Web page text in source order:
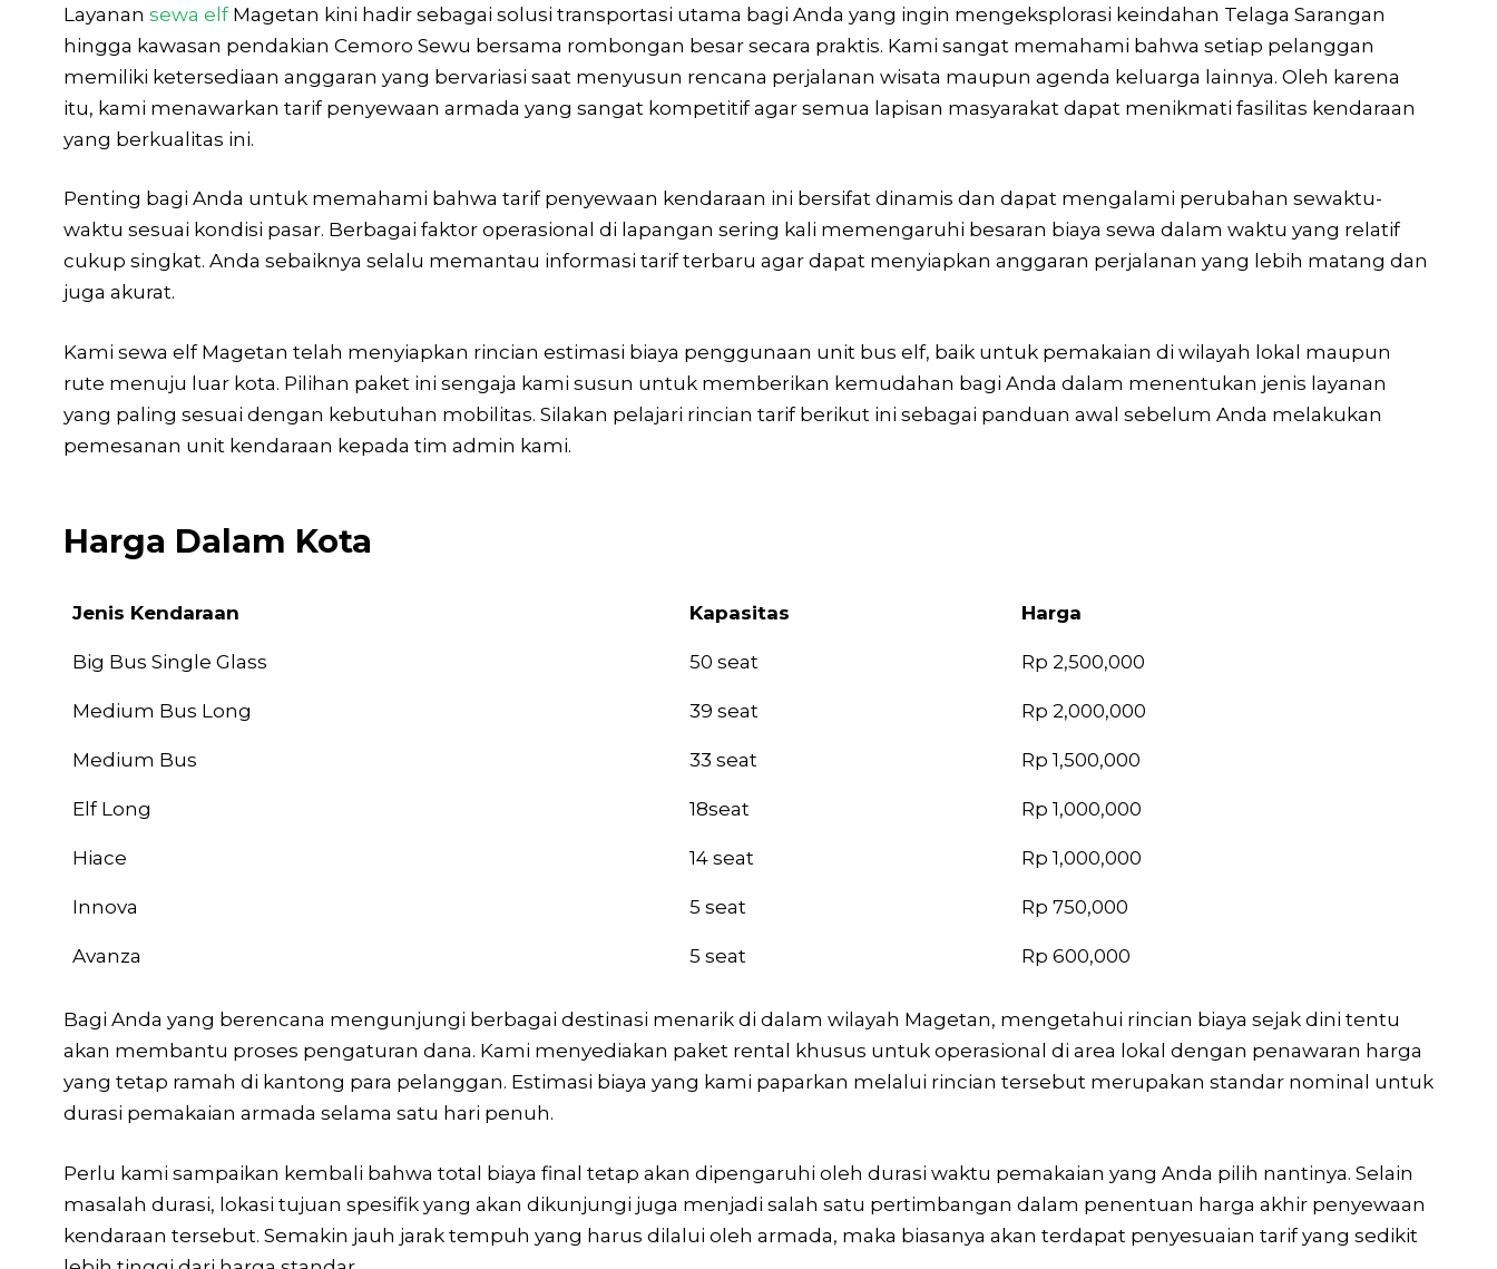
Layanan sewa elf Magetan kini hadir sebagai solusi transportasi utama bagi Anda yang ingin mengeksplorasi keindahan Telaga Sarangan
hingga kawasan pendakian Cemoro Sewu bersama rombongan besar secara praktis. Kami sangat memahami bahwa setiap pelanggan
memiliki ketersediaan anggaran yang bervariasi saat menyusun rencana perjalanan wisata maupun agenda keluarga lainnya. Oleh karena
itu, kami menawarkan tarif penyewaan armada yang sangat kompetitif agar semua lapisan masyarakat dapat menikmati fasilitas kendaraan
yang berkualitas ini.
Penting bagi Anda untuk memahami bahwa tarif penyewaan kendaraan ini bersifat dinamis dan dapat mengalami perubahan sewaktu-
waktu sesuai kondisi pasar. Berbagai faktor operasional di lapangan sering kali memengaruhi besaran biaya sewa dalam waktu yang relatif
cukup singkat. Anda sebaiknya selalu memantau informasi tarif terbaru agar dapat menyiapkan anggaran perjalanan yang lebih matang dan
juga akurat.
Kami sewa elf Magetan telah menyiapkan rincian estimasi biaya penggunaan unit bus elf, baik untuk pemakaian di wilayah lokal maupun
rute menuju luar kota. Pilihan paket ini sengaja kami susun untuk memberikan kemudahan bagi Anda dalam menentukan jenis layanan
yang paling sesuai dengan kebutuhan mobilitas. Silakan pelajari rincian tarif berikut ini sebagai panduan awal sebelum Anda melakukan
pemesanan unit kendaraan kepada tim admin kami.
Harga Dalam Kota
Jenis Kendaraan Kapasitas
Harga
Jenis Kendaraan
Kapasitas Harga
Big Bus Single Glass 50 seat Rp 2,500,000
Medium Bus Long 39 seat Rp 2,000,000
Medium Bus 33 seat Rp 1,500,000
Elf Long 18seat Rp 1,000,000
Hiace 14 seat Rp 1,000,000
Innova 5 seat Rp 750,000
Avanza 5 seat Rp 600,000
Bagi Anda yang berencana mengunjungi berbagai destinasi menarik di dalam wilayah Magetan, mengetahui rincian biaya sejak dini tentu
akan membantu proses pengaturan dana. Kami menyediakan paket rental khusus untuk operasional di area lokal dengan penawaran harga
yang tetap ramah di kantong para pelanggan. Estimasi biaya yang kami paparkan melalui rincian tersebut merupakan standar nominal untuk
durasi pemakaian armada selama satu hari penuh.
Perlu kami sampaikan kembali bahwa total biaya final tetap akan dipengaruhi oleh durasi waktu pemakaian yang Anda pilih nantinya. Selain
masalah durasi, lokasi tujuan spesifik yang akan dikunjungi juga menjadi salah satu pertimbangan dalam penentuan harga akhir penyewaan
kendaraan tersebut. Semakin jauh jarak tempuh yang harus dilalui oleh armada, maka biasanya akan terdapat penyesuaian tarif yang sedikit